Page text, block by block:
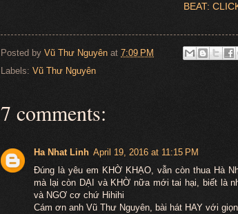
BEAT:
Posted by Vũ Thư Nguyên at 7:09 PM
Labels: Vũ Thư Nguyên
7 comments:
Ha Nhat Linh April 19, 2016 at 11:15 PM
Đúng là yêu em KHỜ KHẠO, vẫn còn thua Hà
mà lại còn DẠI và KHỜ nữa mới tai hại, biết là
và NGƠ cơ chứ Hihihi
Cám ơn anh Vũ Thư Nguyên, bài hát HAY với